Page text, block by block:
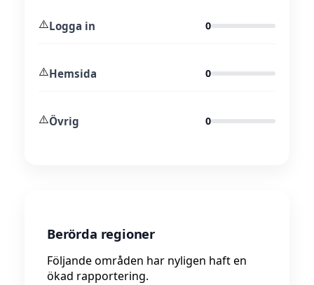
⚠️Logga in 0
⚠️Hemsida 0
⚠️Övrig 0
Berörda regioner
Följande områden har nyligen haft en
ökad rapportering.